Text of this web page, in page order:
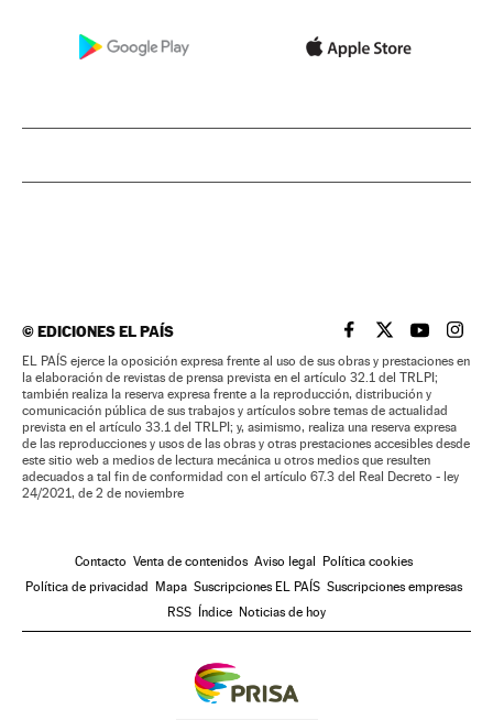
©EDICIONES EL PAÍS EL PAÍS BRASIL EN
EL PAÍSEL PAÍS
EL
EL PAÍS ejerce la oposición expresa frente al uso de sus obras y prestaciones en
la elaboración de revistas de prensa prevista en el artículo 32.1 del TRLPI;
también realiza la reserva expresa frente a la reproducción, distribución y
comunicación pública de sus trabajos y artículos sobre temas de actualidad
prevista en el artículo 33.1 del TRLPI; y, asimismo, realiza una reserva expresa
de las reproducciones y usos de las obras y otras prestaciones accesibles desde
este sitio web a medios de lectura mecánica u otros medios que resulten
adecuados a tal fin de conformidad con el artículo 67.3 del Real Decreto - ley
24/2021, de 2 de noviembre
Contacto Venta de contenidos Aviso legal
Política cookies
Política de privacidad
Mapa Suscripciones EL PAÍS Suscripciones empresas
RSS
Índice Noticias de hoy